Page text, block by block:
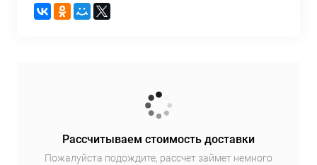
Рассчитываем стоимость доставки
Пожалуйста подождите, рассчет займет немного